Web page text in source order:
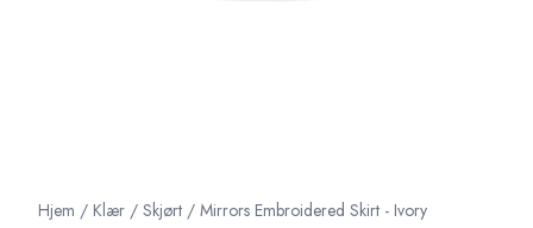
Hjem / Klær / Skjørt / Mirrors Embroidered Skirt - Ivory